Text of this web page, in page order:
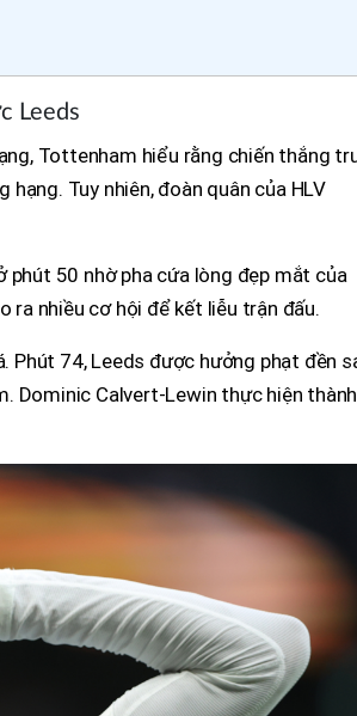
Leeds
Tottenham hiểu rằng chiến thắng
Tuy nhiên, đoàn quân của HLV
phút 50 nhờ pha cứa lòng đẹp mắt của
ra nhiều cơ hội để kết liễu trận đấu.
Phút 74, Leeds được hưởng phạt đền
Dominic Calvert-Lewin thực hiện thành